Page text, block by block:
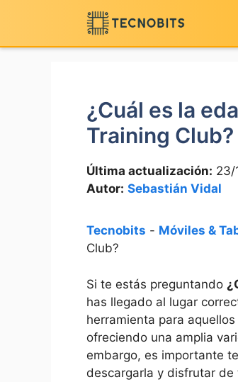
contenido
¿Cuál es la
Training Club?
Última actualización: 23/
Autor: Sebastián Vidal
Tecnobits - Móviles &
Club?
Si te estás preguntando⁣
⁤has llegado ⁣al​ lugar⁢
herramienta para
ofreciendo una amplia
embargo, es importante
descargarla y disfrutar